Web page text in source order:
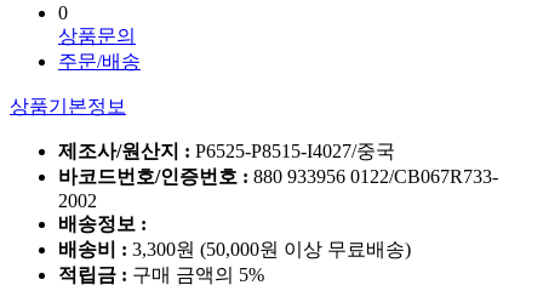
0
상품문의
주문/배송
상품기본정보
제조사/원산지 : P6525-P8515-I4027/중국
바코드번호/인증번호 : 880 933956 0122/CB067R733-
2002
배송정보 :
배송비 : 3,300원 (50,000원 이상 무료배송)
적립금 : 구매 금액의 5%